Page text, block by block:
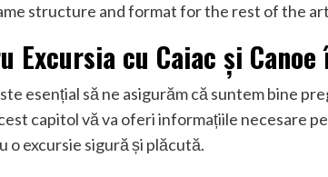
structure and format for the rest of the
Excursia cu Caiac și
esențial să ne asigurăm că suntem bine
capitol vă va oferi informațiile necesare
o excursie sigură și plăcută.